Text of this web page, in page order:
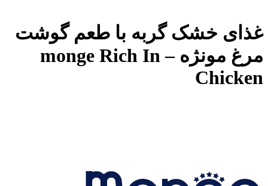
غذای خشک گربه با طعم گوشت
مرغ مونژه – monge Rich In
Chicken